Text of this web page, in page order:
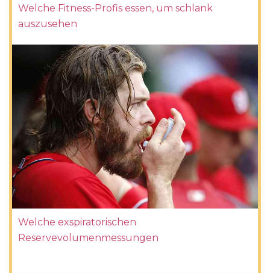
Welche Fitness-Profis essen, um schlank
auszusehen
Welche exspiratorischen
Reservevolumenmessungen